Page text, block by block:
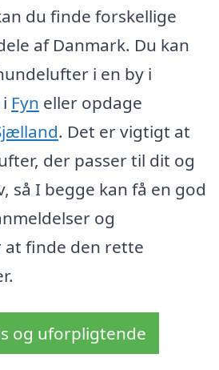
du finde forskellige
af Danmark. Du kan
i en by i
Fyn eller opdage
. Det er vigtigt at
der passer til dit og
så I begge kan få en god
og
finde den rette
og uforpligtende